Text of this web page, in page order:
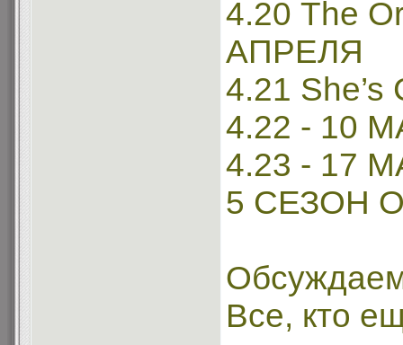
4.20 The
АПРЕЛЯ
4.21
4.22 - 10
4.23 - 17
5 СЕЗОН
Все, кто